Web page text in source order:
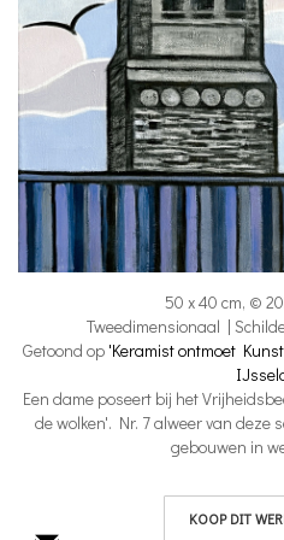
50 x 40 cm, ©
Tweedimensionaal |
Getoond op 'Keramist ontmoet
Een dame poseert bij het
de wolken'. Nr. 7 alweer van deze
gebouwen in
KOOP DIT